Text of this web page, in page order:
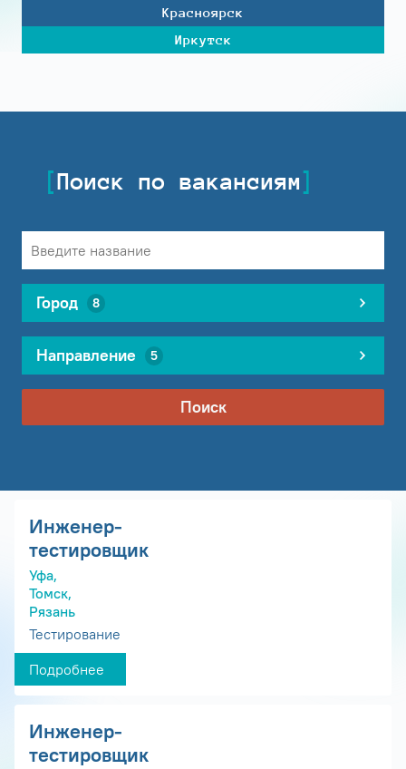
Красноярск
Иркутск
Поиск по вакансиям
Город 8
Направление 5
Поиск
Инженер-
тестировщик
Уфа,
Томск,
Рязань
Тестирование
Подробнее
Инженер-
тестировщик